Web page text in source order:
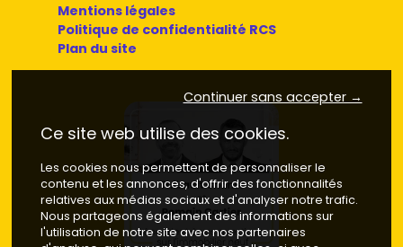
Mentions légales
Politique de confidentialité RCS
Plan du site
Continuer sans accepter →
Ce site web utilise des cookies.
Les cookies nous permettent de personnaliser le
contenu et les annonces, d'offrir des fonctionnalités
relatives aux médias sociaux et d'analyser notre trafic.
Nous partageons également des informations sur
l'utilisation de notre site avec nos partenaires